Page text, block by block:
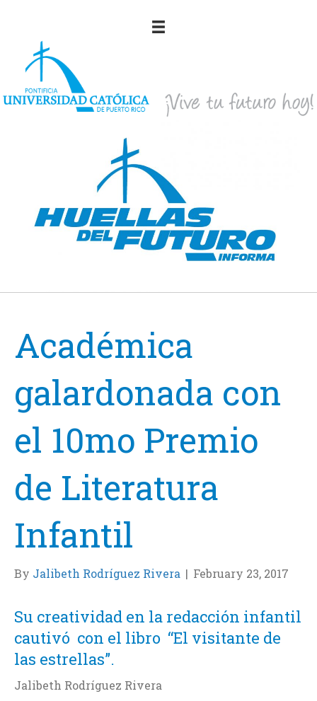
Académica
galardonada con
el 10mo Premio
de Literatura
Infantil
By Jalibeth Rodríguez Rivera | February 23, 2017
Su creatividad en la redacción infantil
cautivó con el libro “El visitante de
las estrellas”.
Jalibeth Rodríguez Rivera